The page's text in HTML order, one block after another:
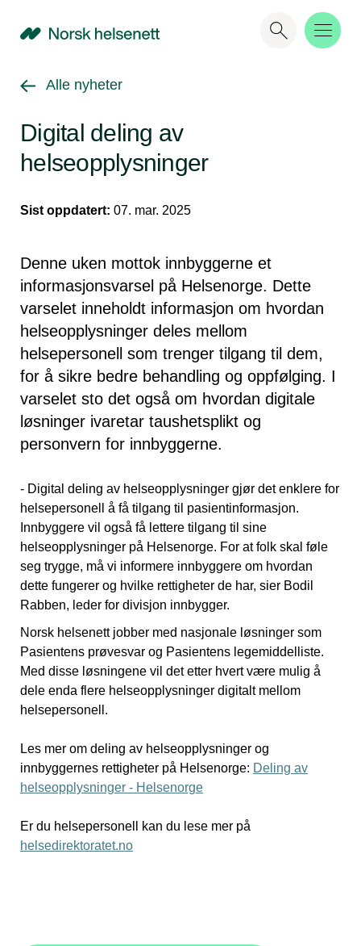
NHN
Gå tilbake til
Alle nyheter
Digital deling av
helseopplysninger
Sist oppdatert: 07. mar. 2025
Denne uken mottok innbyggerne et
informasjonsvarsel på Helsenorge. Dette
varselet inneholdt informasjon om hvordan
helseopplysninger deles mellom
helsepersonell som trenger tilgang til dem,
for å sikre bedre behandling og oppfølging. I
varselet sto det også om hvordan digitale
løsninger ivaretar taushetsplikt og
personvern for innbyggerne.
- Digital deling av helseopplysninger gjør det enklere for
helsepersonell å få tilgang til pasientinformasjon.
Innbyggere vil også få lettere tilgang til sine
helseopplysninger på Helsenorge. For at folk skal føle
seg trygge, må vi informere innbyggere om hvordan
dette fungerer og hvilke rettigheter de har, sier Bodil
Rabben, leder for divisjon innbygger.
Norsk helsenett jobber med nasjonale løsninger som
Pasientens prøvesvar og Pasientens legemiddelliste.
Med disse løsningene vil det etter hvert være mulig å
dele enda flere helseopplysninger digitalt mellom
helsepersonell.
Les mer om deling av helseopplysninger og
innbyggernes rettigheter på Helsenorge: Deling av
helseopplysninger - Helsenorge
Er du helsepersonell kan du lese mer på
helsedirektoratet.no